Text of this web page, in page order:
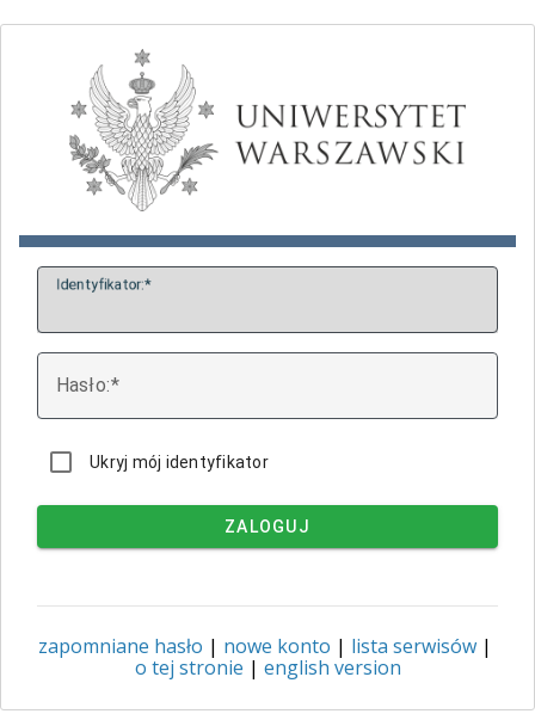
Identyfikator:
Hasło:
Ukryj mój identyfikator
ZALOGUJ
zapomniane hasło | nowe konto | lista serwisów |
o tej stronie | english version